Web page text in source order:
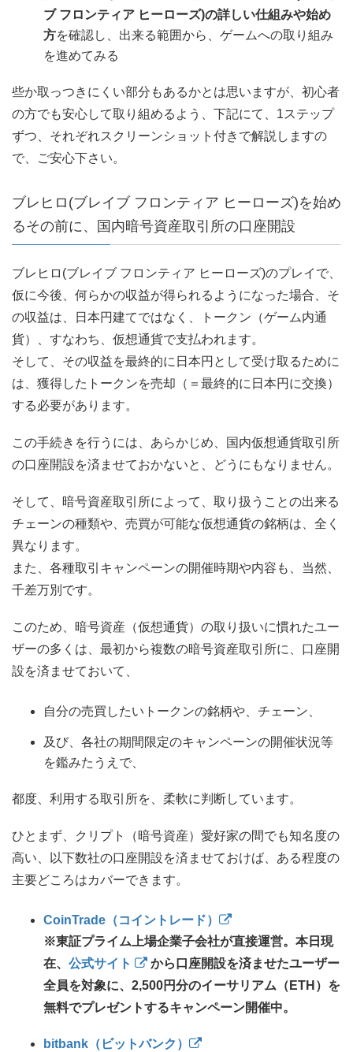
ブ フロンティア ヒーローズ)の詳しい仕組みや始め
方を確認し、出来る範囲から、ゲームへの取り組み
を進めてみる
些か取っつきにくい部分もあるかとは思いますが、初心者
の方でも安心して取り組めるよう、下記にて、1ステップ
ずつ、それぞれスクリーンショット付きで解説しますの
で、ご安心下さい。
ブレヒロ(ブレイブ フロンティア ヒーローズ)を始め
るその前に、国内暗号資産取引所の口座開設
ブレヒロ(ブレイブ フロンティア ヒーローズ)のプレイで、
仮に今後、何らかの収益が得られるようになった場合、そ
の収益は、日本円建てではなく、トークン（ゲーム内通
貨）、すなわち、仮想通貨で支払われます。
そして、その収益を最終的に日本円として受け取るために
は、獲得したトークンを売却（＝最終的に日本円に交換）
する必要があります。
この手続きを行うには、あらかじめ、国内仮想通貨取引所
の口座開設を済ませておかないと、どうにもなりません。
そして、暗号資産取引所によって、取り扱うことの出来る
チェーンの種類や、売買が可能な仮想通貨の銘柄は、全く
異なります。
また、各種取引キャンペーンの開催時期や内容も、当然、
千差万別です。
このため、暗号資産（仮想通貨）の取り扱いに慣れたユー
ザーの多くは、最初から複数の暗号資産取引所に、口座開
設を済ませておいて、
自分の売買したいトークンの銘柄や、チェーン、
及び、各社の期間限定のキャンペーンの開催状況等
を鑑みたうえで、
都度、利用する取引所を、柔軟に判断しています。
ひとまず、クリプト（暗号資産）愛好家の間でも知名度の
高い、以下数社の口座開設を済ませておけば、ある程度の
主要どころはカバーできます。
CoinTrade（コイントレード）
※東証プライム上場企業子会社が直接運営。本日現
在、 公式サイト
から口座開設を済ませたユーザー
全員を対象に、2,500円分のイーサリアム（ETH）を
無料でプレゼントするキャンペーン開催中。
bitbank（ビットバンク）